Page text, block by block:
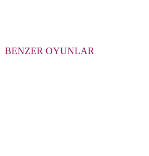
BENZER OYUNLAR